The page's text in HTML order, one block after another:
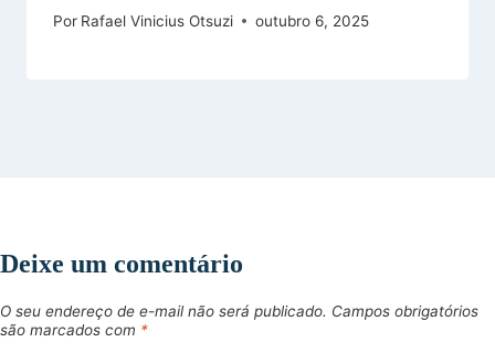
Por Rafael Vinicius Otsuzi outubro 6, 2025
Deixe um comentário
O seu endereço de e-mail não será publicado. Campos obrigatórios
são marcados com *